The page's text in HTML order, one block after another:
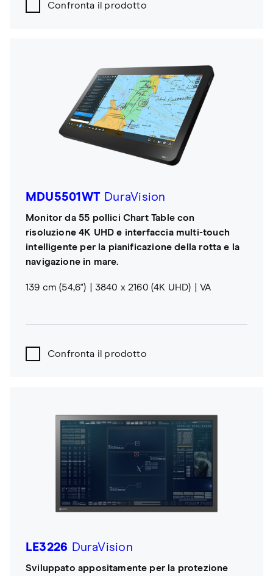
Confronta il prodotto
MDU5501WTDuraVision
Monitor da 55 pollici Chart Table con
risoluzione 4K UHD e interfaccia multi-touch
intelligente per la pianificazione della rotta e la
navigazione in mare.
139 cm (54,6") 3840 x 2160 (4K UHD) VA
Confronta il prodotto
LE3226 DuraVision
Sviluppato appositamente per la protezione